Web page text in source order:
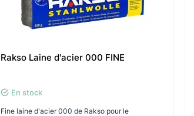
Rakso Laine d'acier 000 FINE
En stock
Fine laine d'acier 000 de Rakso pour le